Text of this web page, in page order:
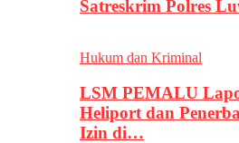
Satreskrim Polres
Hukum dan Kriminal
LSM PEMALU
Heliport dan
Izin di…